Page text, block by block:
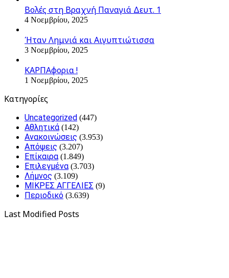
Βολές στη Βραχνή Παναγιά Δευτ. 1
4 Νοεμβρίου, 2025
Ήταν Λημνιά και Αιγυπτιώτισσα
3 Νοεμβρίου, 2025
ΚΑΡΠΑφορια !
1 Νοεμβρίου, 2025
Kατηγορίες
Uncategorized (447)
Αθλητικά (142)
Ανακοινώσεις (3.953)
Απόψεις (3.207)
Επίκαιρα (1.849)
Επιλεγμένα (3.703)
Λήμνος (3.109)
ΜΙΚΡΕΣ ΑΓΓΕΛΙΕΣ (9)
Περιοδικό (3.639)
Last Modified Posts